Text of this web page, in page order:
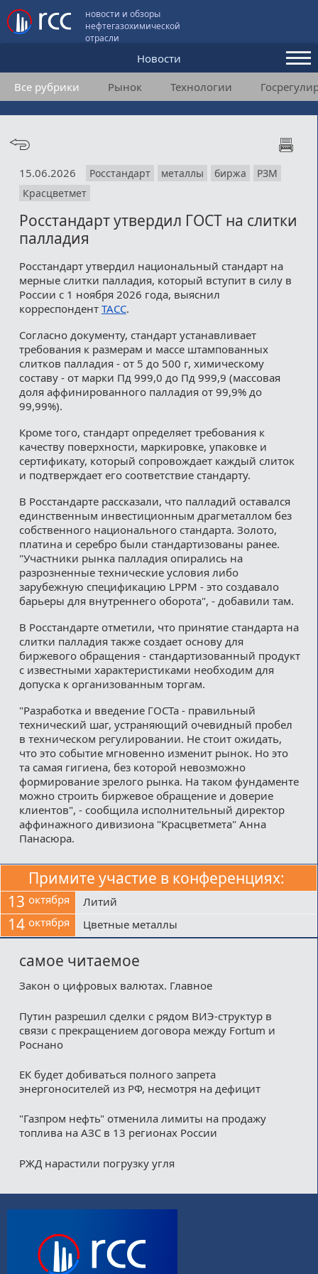
новости и обзоры
нефтегазохимической
отрасли
Новости
Аналитика и мнения
Конференции
Подписка
Пользовательское соглашение
Медиакит
Контакты
Все рубрики Рынок Технологии
15.06.2026 Росстандарт металлы биржа
РЗМ
Красцветмет
Росстандарт утвердил ГОСТ на слитки
палладия
Росстандарт утвердил национальный стандарт на
мерные слитки палладия, который вступит в силу в
России с 1 ноября 2026 года, выяснил
корреспондент ТАСС.
Согласно документу, стандарт устанавливает
требования к размерам и массе штампованных
слитков палладия - от 5 до 500 г, химическому
составу - от марки Пд 999,0 до Пд 999,9 (массовая
доля аффинированного палладия от 99,9% до
99,99%).
Кроме того, стандарт определяет требования к
качеству поверхности, маркировке, упаковке и
сертификату, который сопровождает каждый слиток
и подтверждает его соответствие стандарту.
В Росстандарте рассказали, что палладий оставался
единственным инвестиционным драгметаллом без
собственного национального стандарта. Золото,
платина и серебро были стандартизованы ранее.
"Участники рынка палладия опирались на
разрозненные технические условия либо
зарубежную спецификацию LPPM - это создавало
барьеры для внутреннего оборота", - добавили там.
В Росстандарте отметили, что принятие стандарта на
слитки палладия также создает основу для
биржевого обращения - стандартизованный продукт
с известными характеристиками необходим для
допуска к организованным торгам.
"Разработка и введение ГОСТа - правильный
технический шаг, устраняющий очевидный пробел
в техническом регулировании. Не стоит ожидать,
что это событие мгновенно изменит рынок. Но это
та самая гигиена, без которой невозможно
формирование зрелого рынка. На таком фундаменте
можно строить биржевое обращение и доверие
клиентов", - сообщила исполнительный директор
аффинажного дивизиона "Красцветмета" Анна
Панасюра.
Примите участие в конференциях:
13 октября Литий
14 октября Цветные металлы
самое читаемое
Закон о цифровых валютах. Главное
Путин разрешил сделки с рядом ВИЭ-структур в
связи с прекращением договора между Fortum и
Роснано
ЕК будет добиваться полного запрета
энергоносителей из РФ, несмотря на дефицит
"Газпром нефть" отменила лимиты на продажу
топлива на АЗС в 13 регионах России
РЖД нарастили погрузку угля